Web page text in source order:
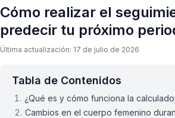
Cómo realizar el
predecir tu próximo
Última actualización: 17 de julio de 2026
Tabla de Contenidos
¿Qué es y cómo funciona la
Cambios en el cuerpo femenino